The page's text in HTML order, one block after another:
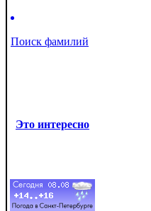
Поиск фамилий
Это интересно